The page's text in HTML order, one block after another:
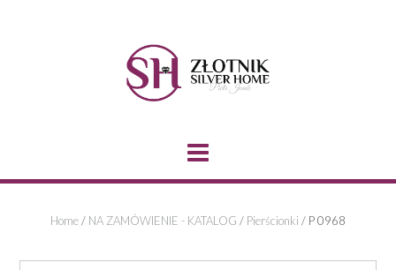
Home/ NA ZAMÓWIENIE - KATALOG / Pierścionki / P 0968